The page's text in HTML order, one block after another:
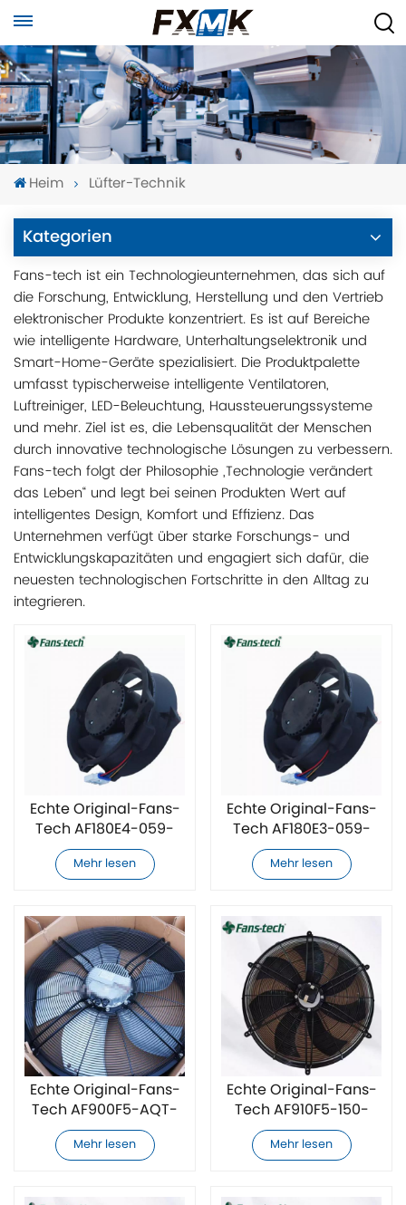
Heim Lüfter-Technik
Kategorien
Fans-tech ist ein Technologieunternehmen, das sich auf
die Forschung, Entwicklung, Herstellung und den Vertrieb
elektronischer Produkte konzentriert. Es ist auf Bereiche
wie intelligente Hardware, Unterhaltungselektronik und
Smart-Home-Geräte spezialisiert. Die Produktpalette
umfasst typischerweise intelligente Ventilatoren,
Luftreiniger, LED-Beleuchtung, Haussteuerungssysteme
und mehr. Ziel ist es, die Lebensqualität der Menschen
durch innovative technologische Lösungen zu verbessern.
Fans-tech folgt der Philosophie „Technologie verändert
das Leben“ und legt bei seinen Produkten Wert auf
intelligentes Design, Komfort und Effizienz. Das
Unternehmen verfügt über starke Forschungs- und
Entwicklungskapazitäten und engagiert sich dafür, die
neuesten technologischen Fortschritte in den Alltag zu
integrieren.
Echte Original-Fans-
Tech AF180E4-059-
000 Kühlfan
Mehr lesen
Echte Original-Fans-
Tech AF180E3-059-
001-101 Kühllüfter
Mehr lesen
Echte Original-Fans-
Tech AF900F5-AQT-
00 Cooling Lüfter
Mehr lesen
Echte Original-Fans-
Tech AF910F5-150-
001-400 Kühllüfter
Mehr lesen